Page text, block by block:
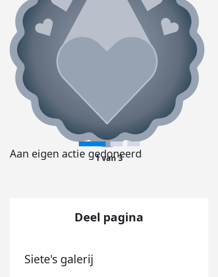
Aan eigen actie gedoneerd
1 van 3
Deel pagina
Siete's galerij